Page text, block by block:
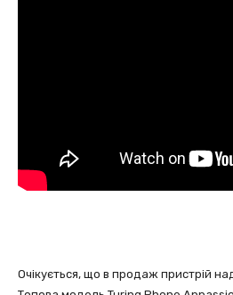
Очікується, що в продаж пристрій